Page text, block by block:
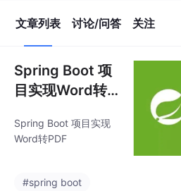
文章列表 讨论/问答 关注
Spring Boot 项
目实现Word转P
Spring Boot 项目实现
Word转PDF
#spring boot